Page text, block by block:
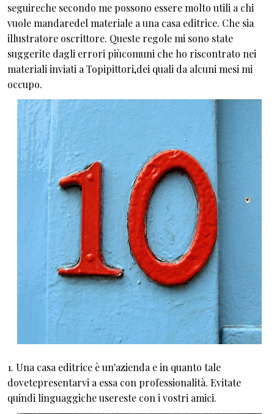
seguireche secondo me possono essere molto utili a chi
vuole mandaredel materiale a una casa editrice. Che sia
illustratore oscrittore. Queste regole mi sono state
suggerite dagli errori piùcomuni che ho riscontrato nei
materiali inviati a Topipittori,dei quali da alcuni mesi mi
occupo.
1. Una casa editrice è un'azienda e in quanto tale
dovetepresentarvi a essa con professionalità. Evitate
quindi linguaggiche usereste con i vostri amici.